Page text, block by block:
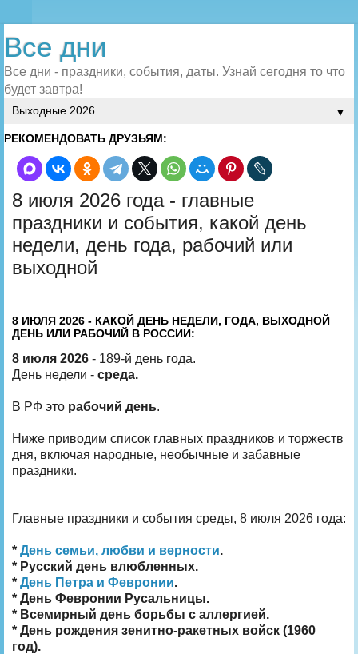
Все дни
Все дни - праздники, события, даты. Узнай сегодня то что
будет завтра!
▼
РЕКОМЕНДОВАТЬ ДРУЗЬЯМ:
8 июля 2026 года - главные
праздники и события, какой день
недели, день года, рабочий или
выходной
8 ИЮЛЯ 2026 - КАКОЙ ДЕНЬ НЕДЕЛИ, ГОДА, ВЫХОДНОЙ
ДЕНЬ ИЛИ РАБОЧИЙ В РОССИИ:
8 июля 2026 - 189-й день года.
День недели - среда.
В РФ это рабочий день.
Ниже приводим список главных праздников и торжеств
дня, включая народные, необычные и забавные
праздники.
Главные праздники и события среды, 8 июля 2026 года:
* День семьи, любви и верности.
* Русский день влюбленных.
* День Петра и Февронии.
* День Февронии Русальницы.
* Всемирный день борьбы с аллергией.
* День рождения зенитно-ракетных войск (1960
год).